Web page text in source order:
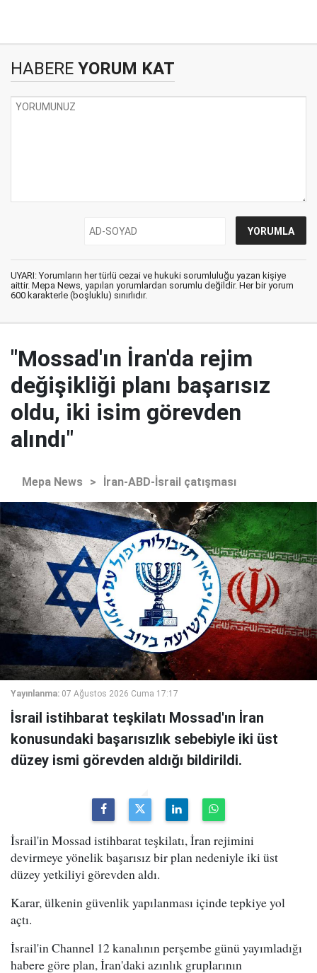
HABERE YORUM KAT
UYARI: Yorumların her türlü cezai ve hukuki sorumluluğu yazan kişiye
aittir. Mepa News, yapılan yorumlardan sorumlu değildir. Her bir yorum
600 karakterle (boşluklu) sınırlıdır.
"Mossad'ın İran'da rejim
değişikliği planı başarısız
oldu, iki isim görevden
alındı"
Mepa News > İran-ABD-İsrail çatışması
Yayınlanma: 07 Ağustos 2026 Cuma 17:17
İsrail istihbarat teşkilatı Mossad'ın İran
konusundaki başarısızlık sebebiyle iki üst
düzey ismi görevden aldığı bildirildi.
İsrail'in Mossad istihbarat teşkilatı, İran rejimini
devirmeye yönelik başarısız bir plan nedeniyle iki üst
düzey yetkiliyi görevden aldı.
Karar, ülkenin güvenlik yapılanması içinde tepkiye yol
açtı.
İsrail'in Channel 12 kanalının perşembe günü yayımladığı
habere göre plan, İran'daki azınlık gruplarının